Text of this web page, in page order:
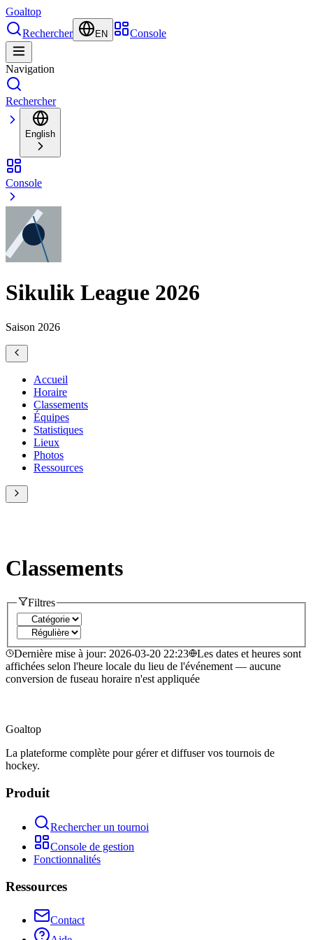
Goaltop
Rechercher
EN Console
Navigation
Rechercher
English
Console
Sikulik League 2026
Saison 2026
Accueil
Horaire
Classements
Équipes
Statistiques
Lieux
Photos
Ressources
Classements
Filtres
Dernière mise à jour: 2026-03-20 22:23
Les dates et heures sont
affichées selon l'heure locale du lieu de l'événement — aucune
conversion de fuseau horaire n'est appliquée
Goaltop
La plateforme complète pour gérer et diffuser vos tournois de
hockey.
Produit
Rechercher un tournoi
Console de gestion
Fonctionnalités
Ressources
Contact